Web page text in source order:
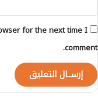
for the next time I
comment.